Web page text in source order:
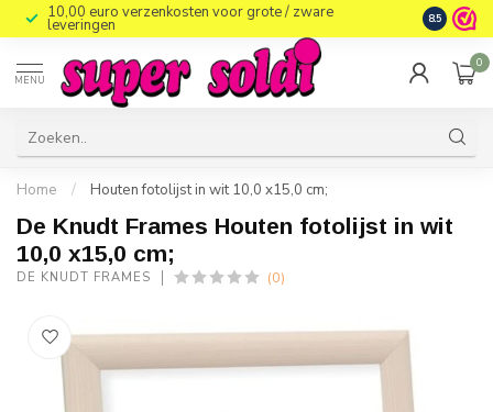
10,00 euro verzenkosten voor grote / zware
leveringen 8.5
MENU
0
Home / Houten fotolijst in wit 10,0 x15,0 cm;
De Knudt Frames Houten fotolijst in wit
10,0 x15,0 cm;
DE KNUDT FRAMES (0)